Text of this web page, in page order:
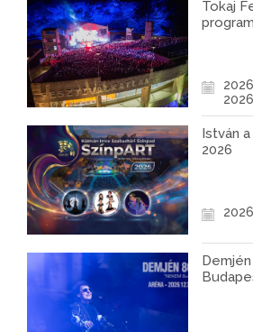
Tokaj
István
2026